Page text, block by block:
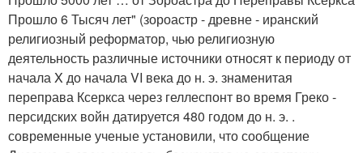
Прошло 6 Тысяч лет" (зороастр - древне - иранский
религиозный реформатор, чью религиозную
деятельность различные источники относят к периоду от
начала X до начала VI века до н. э. знаменитая
переправа Ксеркса через геллеспонт во время Греко -
персидских войн датируется 480 годом до н. э. .
современные ученые установили, что сообщение